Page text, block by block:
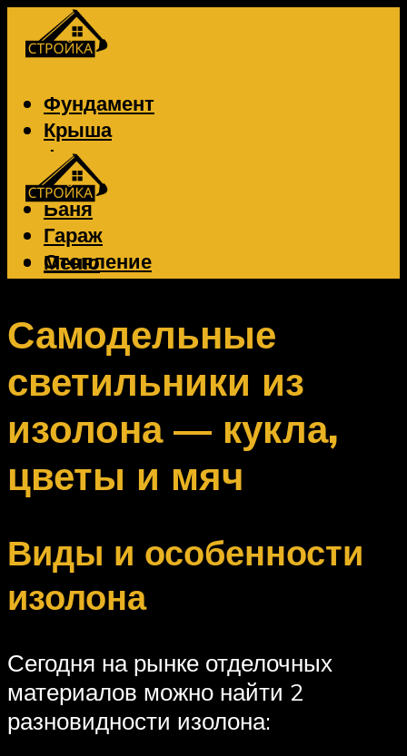
Фундамент
Крыша
Фасад
Забор
Баня
Гараж
Отопление
Вентиляция
Меню
Меню
Самодельные
светильники из
изолона — кукла,
цветы и мяч
Виды и особенности
изолона
Сегодня на рынке отделочных
материалов можно найти 2
разновидности изолона: